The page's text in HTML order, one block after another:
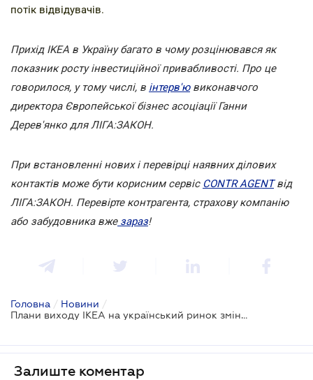
потік відвідувачів.
Прихід IKEA в Україну багато в чому розцінювався як
показник росту інвестиційної привабливості. Про це
говорилося, у тому числі, в інтерв'ювиконавчого
директора Європейської бізнес асоціації Ганни
Дерев'янко для ЛІГА:ЗАКОН.
При встановленні нових і перевірці наявних ділових
контактів може бути корисним сервіс CONTR AGENTвід
ЛІГА:ЗАКОН. Перевіртеконтрагента, страхову компанію
або забудовника вжезараз!
Головна / Новини /
Плани виходу IKEA на український ринок змінилися
Залиште коментар